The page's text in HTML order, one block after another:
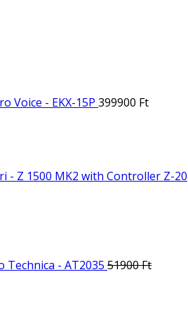
Voice - EKX-15P 399900 Ft
- Z 1500 MK2 with Controller Z-20
Technica - AT2035 51900Ft